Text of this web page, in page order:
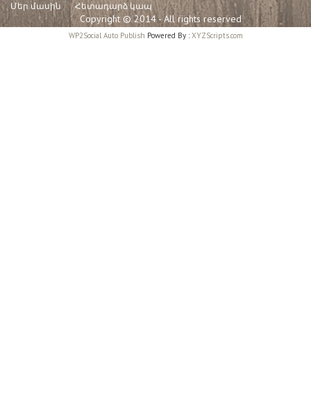
Մեր մասին Հետադարձ կապ
Copyright © 2014 - All rights reserved
WP2Social Auto Publish Powered By :XYZScripts.com